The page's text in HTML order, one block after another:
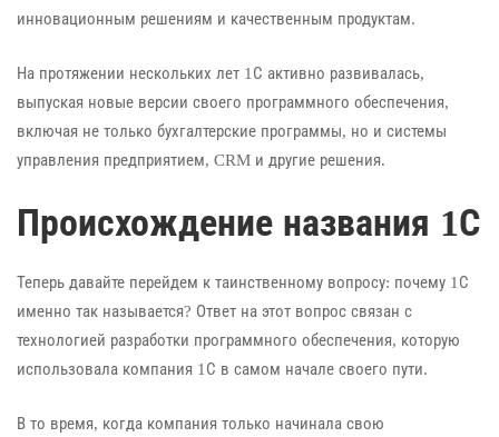
инновационным решениям и качественным продуктам.
На протяжении нескольких лет 1С активно развивалась,
выпуская новые версии своего программного обеспечения,
включая не только бухгалтерские программы, но и системы
управления предприятием, CRM и другие решения.
Происхождение названия 1С
Теперь давайте перейдем к таинственному вопросу: почему 1С
именно так называется? Ответ на этот вопрос связан с
технологией разработки программного обеспечения, которую
использовала компания 1С в самом начале своего пути.
В то время, когда компания только начинала свою